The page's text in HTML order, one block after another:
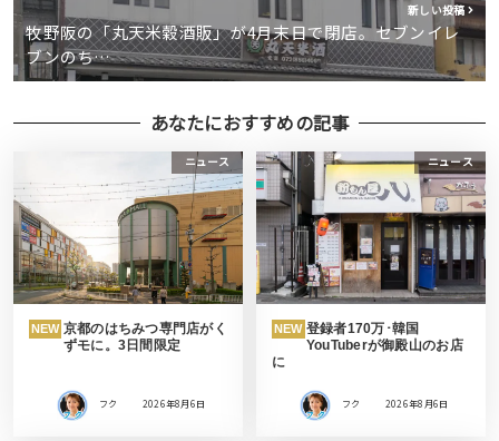
新しい投稿
牧野阪の「丸天米穀酒販」が4月末日で閉店。セブンイレ
ブンのち…
あなたにおすすめの記事
ニュース
NEW 京都のはちみつ専門店がく
ずモに。3日間限定
フク 2026年8月6日
ニュース
NEW 登録者170万･韓国
YouTuberが御殿山のお店
に
フク 2026年8月6日